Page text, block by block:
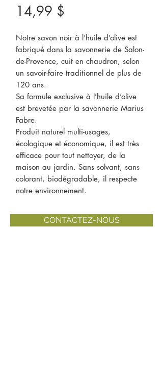
14,99 $
Notre savon noir à l’huile d’olive est
fabriqué dans la savonnerie de Salon-
de-Provence, cuit en chaudron, selon
un savoir-faire traditionnel de plus de
120 ans.
Sa formule exclusive à l’huile d’olive
est brevetée par la savonnerie Marius
Fabre.
Produit naturel multi-usages,
écologique et économique, il est très
efficace pour tout nettoyer, de la
maison au jardin. Sans solvant, sans
colorant, biodégradable, il respecte
notre environnement.
CONTACTEZ-NOUS